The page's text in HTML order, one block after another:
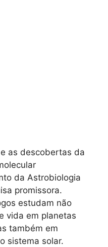
as descobertas da
da Astrobiologia
promissora.
estudam não
vida em planetas
também em
sistema solar.